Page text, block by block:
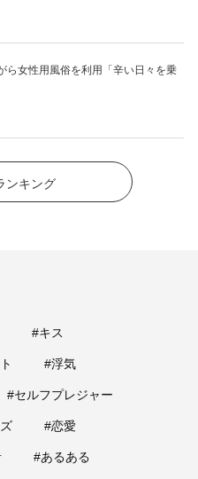
ら女性用風俗を利用「辛い日々を乗
ンキング
#キス
#浮気
#セルフプレジャー
#恋愛
#あるある